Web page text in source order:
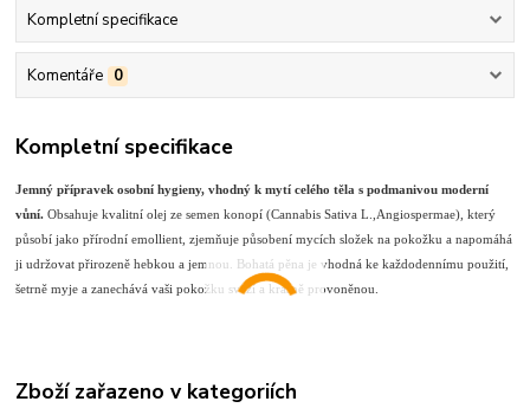
Kompletní specifikace
Komentáře 0
Kompletní specifikace
Jemný přípravek osobní hygieny, vhodný k mytí celého těla s podmanivou moderní
vůní. Obsahuje kvalitní olej ze semen konopí (Cannabis Sativa L.,Angiospermae), který
působí jako přírodní emollient, zjemňuje působení mycích složek na pokožku a napomáhá
ji udržovat přirozeně hebkou a jemnou. Bohatá pěna je vhodná ke každodennímu použití,
šetrně myje a zanechává vaši pokožku svěží a krásně provoněnou.
Zboží zařazeno v kategoriích